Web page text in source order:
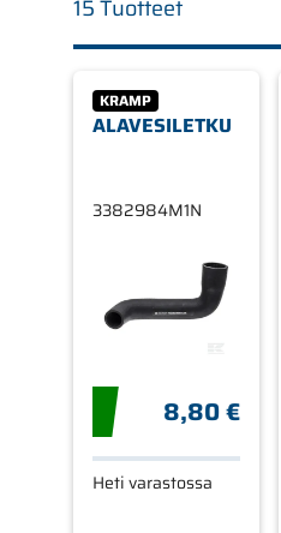
15 Tuotteet
KRAMP
ALAVESILETKU
3382984M1N
8,80 €
Heti varastossa